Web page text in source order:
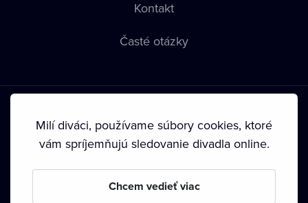
Kontakt
Časté otázky
používania Cookies• Autorské práva
Milí diváci, používame súbory cookies, ktoré
vám spríjemňujú sledovanie divadla online.
Chcem vedieť viac